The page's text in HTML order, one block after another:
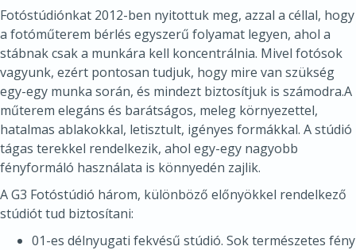
I
Ó
Ö
S
Z
Z
A
Fotóstúdiónkat 2012-ben nyitottuk meg, azzal a céllal, hogy
a fotóműterem bérlés egyszerű folyamat legyen, ahol a
stábnak csak a munkára kell koncentrálnia. Mivel fotósok
vagyunk, ezért pontosan tudjuk, hogy mire van szükség
egy-egy munka során, és mindezt biztosítjuk is számodra.A
műterem elegáns és barátságos, meleg környezettel,
hatalmas ablakokkal, letisztult, igényes formákkal. A stúdió
tágas terekkel rendelkezik, ahol egy-egy nagyobb
fényformáló használata is könnyedén zajlik.
A G3 Fotóstúdió három, különböző előnyökkel rendelkező
stúdiót tud biztosítani:
01-es délnyugati fekvésű stúdió. Sok természetes fény